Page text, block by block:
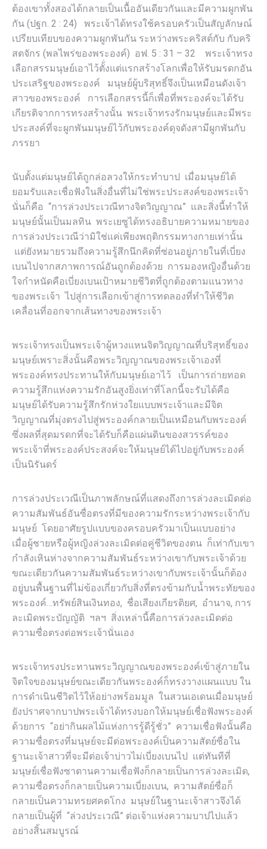
ต้องเขาทั้งสองได้กลายเป็นเนื้ออันเดียวกันและมีความผูกพัน
กัน (ปฐก. 2 : 24) พระเจ้าได้ทรงใช้ครอบครัวเป็นสัญลักษณ์
เปรียบเทียบของความผูกพันกัน ระหว่างพระคริสต์กับ กับคริ
สตจักร (พลไพร่ของพระองค์) อฟ. 5 : 31 – 32 พระเจ้าทรง
เลือกสรรมนุษย์เอาไว้ตั้่งแต่แรกสร้างโลกเพื่อให้รับมรดกอัน
ประเสริฐของพระองค์ มนุษย์ผู้บริสุทธิ์จึงเป็นเหมือนดังเจ้า
สาวของพระองค์ การเลือกสรรนี้ก็เพื่อที่พระองค์จะได้รับ
เกียรติจากการทรงสร้างนั้น พระเจ้าทรงรักมนุษย์และมีพระ
ประสงค์ที่จะผูกพันมนุษย์ไว้กับพระองค์ดุจดังสามีผูกพันกับ
ภรรยา
นับตั้งแต่มนุษย์ได้ถูกล่อลวงให้กระทำบาป เมื่อมนุษย์ได้
ยอมรับและเชื่อฟังในสิ่งอื่นที่ไม่ใช่พระประสงค์ของพระเจ้า
นั่นก็คือ “การล่วงประเวณีทางจิตวิญญาณ” และสิ่งนี้ทำให้
มนุษย์นั้นเป็นมลทิน พระเยซูได้ทรงอธิบายความหมายของ
การล่วงประเวณีว่ามิใช่แค่เพียงพฤติกรรมทางกายเท่านั้น
แต่ยังหมายรวมถึงความรู้สึกนึกคิดที่ซ่อนอยู่ภายในที่เบี่ยง
เบนไปจากสภาพการณ์อันถูกต้องด้วย การมองหญิงอื่นด้วย
ใจกำหนัดคือเบี่ยงเบนเป้าหมายชีวิตที่ถูกต้องตามแนวทาง
ของพระเจ้า ไปสู่การเลือกเข้าสู่การทดลองที่ทำให้ชีวิต
เคลื่อนที่ออกจากเส้นทางของพระเจ้า
พระเจ้าทรงเป็นพระเจ้าผู้หวงแหนจิตวิญญาณที่บริสุทธิ์ของ
มนุษย์เพราะสิ่งนั้นคือพระวิญญาณของพระเจ้าเองที่
พระองค์ทรงประทานให้กับมนุษย์เอาไว้ เป็นการถ่ายทอด
ความรู้สึกแห่งความรักอันสูงยิ่งเท่าที่โลกนี้จะรับได้คือ
มนุษย์ได้รับความรู้สึกรักห่วงใยแบบพระเจ้าและมีจิต
วิญญาณที่มุ่งตรงไปสู่พระองค์กลายเป็นเหมือนกับพระองค์
ซึ่งผลที่สุดมรดกที่จะได้รับก็คือแผ่นดินของสวรรค์ของ
พระเจ้าที่พระองค์ประสงค์จะให้มนุษย์ได้ไปอยู่กับพระองค์
เป็นนิรันดร์
การล่วงประเวณีเป็นภาพลักษณ์ที่แสดงถึงการล่วงละเมิดต่อ
ความสัมพันธ์อันซื่อตรงที่มีของความรักระหว่างพระเจ้ากับ
มนุษย์ โดยอาศัยรูปแบบของครอบครัวมาเป็นแบบอย่าง
เมื่อผู้ชายหรือผู้หญิงล่วงละเมิดต่อคู่ชีวิตของตน ก็เท่ากับเขา
กำลังเหินห่างจากความสัมพันธ์ระหว่างเขากับพระเจ้าด้วย
ขณะเดียวกันความสัมพันธ์ระหว่างเขากับพระเจ้านั้นก็ต้อง
อยู่บนพื้นฐานที่ไม่ข้องเกี่ยวกับสิ่งที่ตรงข้ามกับน้ำพระทัยของ
พระองค์…ทรัพย์สินเงินทอง, ชื่อเสียงเกียรติยศ, อำนาจ, การ
ละเมิดพระบัญญัติ ฯลฯ สิ่งเหล่านี้คือการล่วงละเมิดต่อ
ความซื่อตรงต่อพระเจ้านั่นเอง
พระเจ้าทรงประทานพระวิญญาณของพระองค์เข้าสู่ภายใน
จิตใจของมนุษย์ขณะเดียวกันพระองค์ก็ทรงวางแผนแบบ ใน
การดำเนินชีวิตไว้ให้อย่างพร้อมมูล ในสวนเอเดนเมื่อมนุษย์
ยังปราศจากบาปพระเจ้าได้ทรงบอกให้มนุษย์เชื่อฟังพระองค์
ด้วยการ “อย่ากินผลไม้แห่งการรู้ดีรู้ชั่ว” ความเชื่อฟังนั้นคือ
ความซื่อตรงที่มนุษย์จะมีต่อพระองค์เป็นความสัตย์ซื่อใน
ฐานะเจ้าสาวที่จะมีต่อเจ้าบ่าวไม่เบี่ยงเบนไป แต่ทันทีที่
มนุษย์เชื่อฟังซาตานความเชื่อฟังก็กลายเป็นการล่วงละเมิด,
ความซื่อตรงก็กลายเป็นความเบี่ยงเบน, ความสัตย์ซื่อก็
กลายเป็นความทรยศคดโกง มนุษย์ในฐานะเจ้าสาวจึงได้
กลายเป็นผู้ที่ “ล่วงประเวณี” ต่อเจ้าแห่งความบาปไปแล้ว
อย่างสิ้นสมบูรณ์